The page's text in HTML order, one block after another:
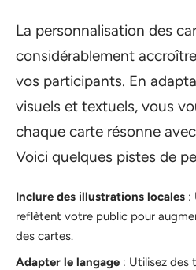
La personnalisation des
considérablement
vos participants. En
visuels et textuels, vous
chaque carte résonne
Voici quelques pistes de
Inclure des illustrations locales :
reflètent votre public pour
des cartes.
Adapter le langage : Utilisez des